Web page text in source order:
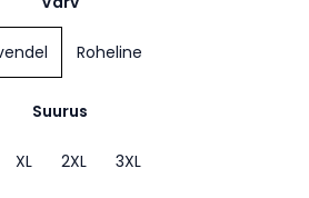
Roheline
Suurus
XL 2XL 3XL